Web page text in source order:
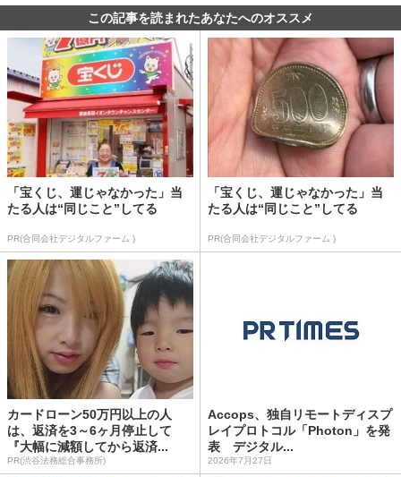
この記事を読まれたあなたへのオススメ
「宝くじ、運じゃなかった」当
たる人は“同じこと”してる
PR(合同会社デジタルファーム )
「宝くじ、運じゃなかった」当
たる人は“同じこと”してる
PR(合同会社デジタルファーム )
カードローン50万円以上の人
は、返済を3～6ヶ月停止して
『大幅に減額してから返済...
PR(渋谷法務総合事務所)
Accops、独自リモートディスプ
レイプロトコル「Photon」を発
表 デジタル...
2026年7月27日